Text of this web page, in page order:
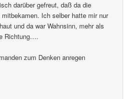
darüber gefreut, daß da die
mitbekamen. Ich selber hatte mir nur
und da war Wahnsinn, mehr als
Richtung….
zum Denken anregen